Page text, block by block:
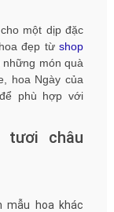
một dịp đặc
đẹp từshop
những món quà
hoa Ngày của
phù hợp với
tươi châu
mẫu hoa khác